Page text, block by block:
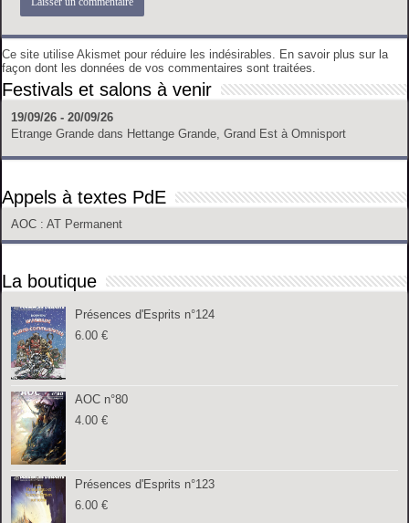
Ce site utilise Akismet pour réduire les indésirables. En savoir plus sur la
façon dont les données de vos commentaires sont traitées.
Festivals et salons à venir
19/09/26 - 20/09/26
Etrange Grande dans Hettange Grande, Grand Est à Omnisport
Appels à textes PdE
AOC : AT Permanent
La boutique
Présences d'Esprits n°124
6.00€
AOC n°80
4.00€
Présences d'Esprits n°123
6.00€